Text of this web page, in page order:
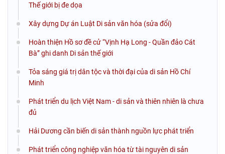
Thế giới bị đe dọa
Xây dựng Dự án Luật Di sản văn hóa (sửa đổi)
Hoàn thiện Hồ sơ đề cử “Vịnh Hạ Long - Quần đảo Cát
Bà” ghi danh Di sản thế giới
Tỏa sáng giá trị dân tộc và thời đại của di sản Hồ Chí
Minh
Phát triển du lịch Việt Nam - di sản và thiên nhiên là chưa
đủ
Hải Dương cần biến di sản thành nguồn lực phát triển
Phát triển công nghiệp văn hóa từ tài nguyên di sản